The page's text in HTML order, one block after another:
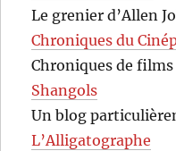
Le grenier d’Allen
Chroniques du
Chroniques de
Shangols
Un blog
L’Alligatographe